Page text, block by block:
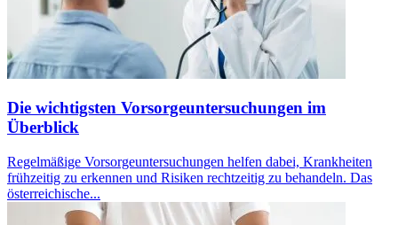
Die wichtigsten Vorsorgeuntersuchungen im
Überblick
Regelmäßige Vorsorgeuntersuchungen helfen dabei, Krankheiten
frühzeitig zu erkennen und Risiken rechtzeitig zu behandeln. Das
österreichische...